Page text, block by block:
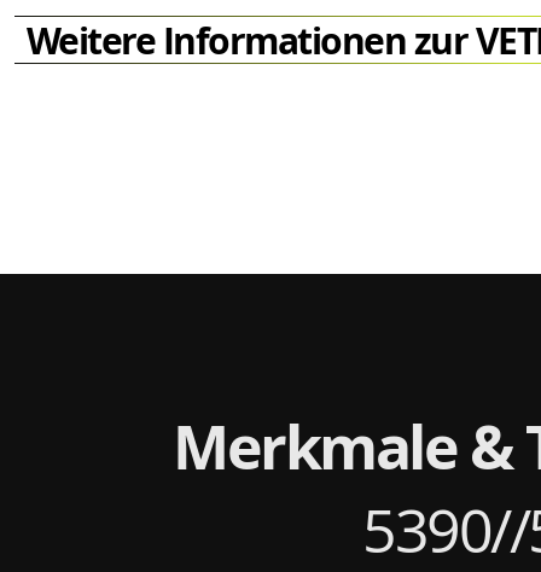
Merkmale &
Weitere Informationen zur